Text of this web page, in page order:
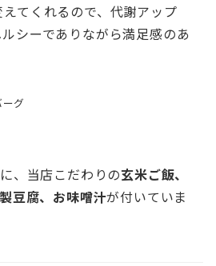
てくれるので、代謝アップ
シーでありながら満足感のあ
グ
、当店こだわりの玄米ご飯、
豆腐、お味噌汁が付いていま